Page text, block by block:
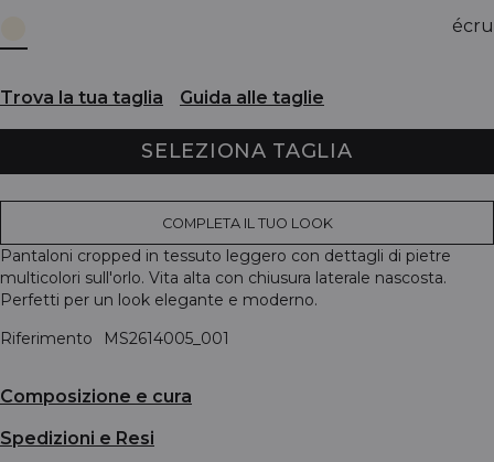
écru
Trova la tua taglia Guida alle taglie
SELEZIONA TAGLIA
COMPLETA IL TUO LOOK
Pantaloni cropped in tessuto leggero con dettagli di pietre
multicolori sull'orlo. Vita alta con chiusura laterale nascosta.
Perfetti per un look elegante e moderno.
Riferimento
MS2614005_001
Composizione e cura
Spedizioni e Resi